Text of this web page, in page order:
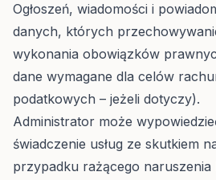
Ogłoszeń, wiadomości i
danych, których
wykonania obowiązków
dane wymagane dla celów
podatkowych – jeżeli dotyczy).
Administrator może
świadczenie usług ze skutkiem
przypadku rażącego naruszenia